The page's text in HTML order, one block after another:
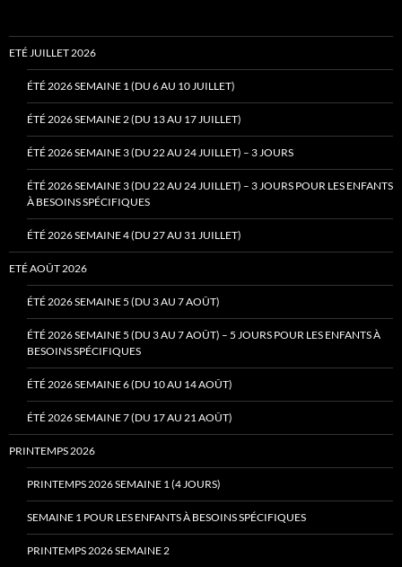
ETÉ JUILLET 2026
ÉTÉ 2026 SEMAINE 1 (DU 6 AU 10 JUILLET)
ÉTÉ 2026 SEMAINE 2 (DU 13 AU 17 JUILLET)
ÉTÉ 2026 SEMAINE 3 (DU 22 AU 24 JUILLET) – 3 JOURS
ÉTÉ 2026 SEMAINE 3 (DU 22 AU 24 JUILLET) – 3 JOURS POUR LES ENFANTS
À BESOINS SPÉCIFIQUES
ÉTÉ 2026 SEMAINE 4 (DU 27 AU 31 JUILLET)
ETÉ AOÛT 2026
ÉTÉ 2026 SEMAINE 5 (DU 3 AU 7 AOÛT)
ÉTÉ 2026 SEMAINE 5 (DU 3 AU 7 AOÛT) – 5 JOURS POUR LES ENFANTS À
BESOINS SPÉCIFIQUES
ÉTÉ 2026 SEMAINE 6 (DU 10 AU 14 AOÛT)
ÉTÉ 2026 SEMAINE 7 (DU 17 AU 21 AOÛT)
PRINTEMPS 2026
PRINTEMPS 2026 SEMAINE 1 (4 JOURS)
SEMAINE 1 POUR LES ENFANTS À BESOINS SPÉCIFIQUES
PRINTEMPS 2026 SEMAINE 2